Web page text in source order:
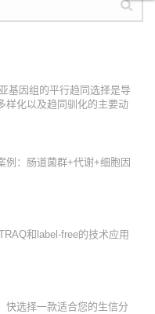
基因组的平行趋同选择是导
样化以及趋同驯化的主要动
例：肠道菌群+代谢+细胞因
和label-free的技术应用
快选择一款适合您的生信分